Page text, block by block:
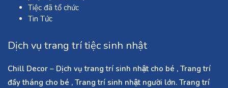
Tiệc đã tổ chức
Tin Tức
Dịch vụ trang trí tiệc sinh nhật
Chill Decor – Dịch vụ trang trí sinh nhật cho bé , Trang trí
đầy tháng cho bé , Trang trí sinh nhật người lớn. Trang trí